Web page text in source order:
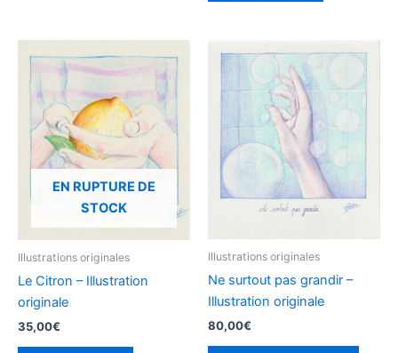
EN RUPTURE DE
STOCK
Illustrations originales
Le Citron – Illustration
originale
35,00€
Illustrations originales
Ne surtout pas grandir –
Illustration originale
80,00€